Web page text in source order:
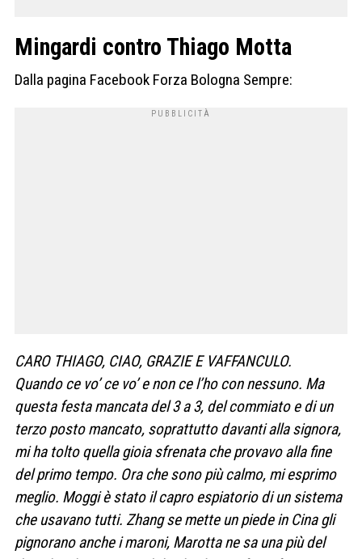
Mingardi contro Thiago Motta
Dalla pagina Facebook Forza Bologna Sempre:
CARO THIAGO, CIAO, GRAZIE E VAFFANCULO.
Quando ce vo’ ce vo’ e non ce l’ho con nessuno. Ma
questa festa mancata del 3 a 3, del commiato e di un
terzo posto mancato, soprattutto davanti alla signora,
mi ha tolto quella gioia sfrenata che provavo alla fine
del primo tempo. Ora che sono più calmo, mi esprimo
meglio. Moggi è stato il capro espiatorio di un sistema
che usavano tutti. Zhang se mette un piede in Cina gli
pignorano anche i maroni, Marotta ne sa una più del